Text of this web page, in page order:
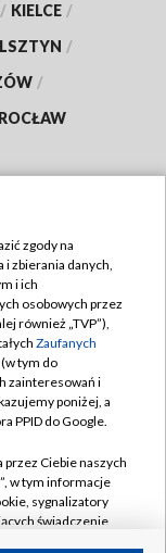
/ KIELCE /
/
/
zgody na
zbierania danych,
i ich
osobowych przez
również „TVP”),
Zaufanych
tym do
zainteresowań i
poniżej, a
PPID do Google.
Ciebie naszych
w tym informacje
sygnalizatory
świadczenie